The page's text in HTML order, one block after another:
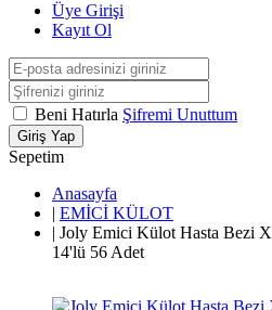
Üye Girişi
Kayıt Ol
Beni Hatırla Şifremi Unuttum
Giriş Yap
Sepetim
Anasayfa
| EMİCİ KÜLOT
| Joly Emici Külot Hasta Bezi
14'lü 56 Adet